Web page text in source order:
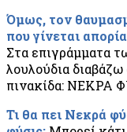
Όμως, τον
που γίνεται απορία
Στα επιγράμματα
λουλούδια
πινακίδα: ΝΕΚΡΑ
Τι θα πει Νεκρά